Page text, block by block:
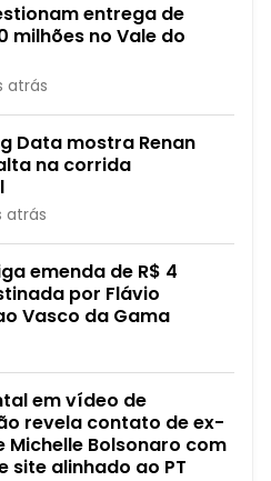
entrega de
milhões no Vale do
atrás
Data mostra Renan
na corrida
atrás
emenda de R$ 4
por Flávio
Vasco da Gama
em vídeo de
revela contato de ex-
Michelle Bolsonaro com
site alinhado ao PT